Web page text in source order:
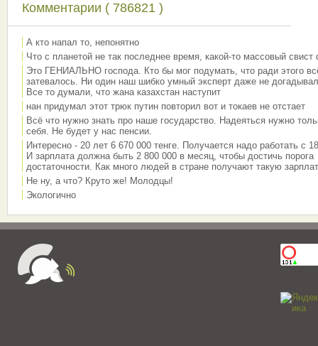
Комментарии ( 786821 )
А кто напал то, непонятно
Что с планетой не так последнее время, какой-то массовый свист
Это ГЕНИАЛЬНО господа. Кто бы мог подумать, что ради этого
затевалось. Ни один наш шибко умный эксперт даже не
Все то думали, что жана казахстан наступит
нан придумал этот трюк путин повторил вот и токаев не отстает
Всё что нужно знать про наше государство. Надеяться нужно
себя. Не будет у нас пенсии.
Интересно - 20 лет 6 670 000 тенге. Получается надо работать с
И зарплата должна быть 2 800 000 в месяц, чтобы достичь порога
достаточности. Как много людей в стране получают такую
Не ну, а что? Круто же! Молодцы!
Экологично